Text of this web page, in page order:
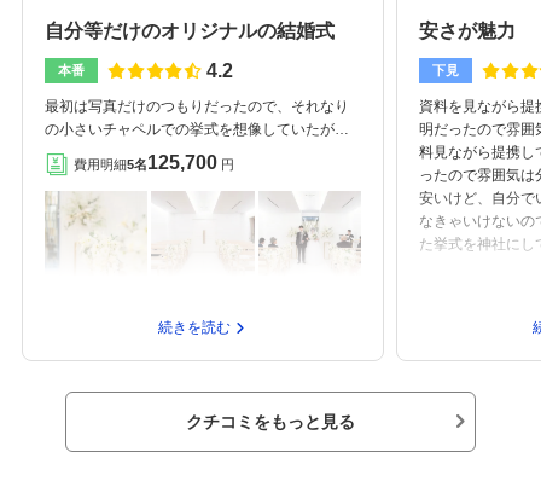
自分等だけのオリジナルの結婚式
本番 4.2
最初は写真だけのつもりだったので、それなり
の小さいチャペルでの挙式を想像していたが、
意外と外からは見えないが、大きな式場になっ
ていて、家族だけでなく、友達も10人位は充分
に呼べたと思う。会場は新しく、お花が豪華に
飾られていて、明るく、可愛く、華やかでオリ
ジナル溢れた式場でした。ケーキ入刀をしまし
た。これをした事で、華やかになりました。平
す。結婚式に使いたい小物を用意していたの
で、車で式場まで行く事にしました。駐車場は
くれました。式場、打ち合わせの事務所のある
金沢の立町はファッショナブルなお店が建ち並
費用明細5名125,700 円
続きを読む
安さが魅力
下見
資料を見ながら提
明だったので雰囲
料見ながら提携し
ったので雰囲気
安いけど、自分で
なきゃいけないの
た挙式を神社にし
間違えてきてち
でよかったと思い
と思います。
クチコミをもっと見る